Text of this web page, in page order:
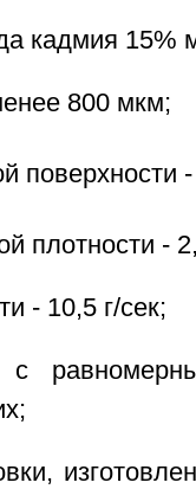
кадмия 15%
800 мкм;
поверхности
плотности -
- 10,5 г/сек;
с